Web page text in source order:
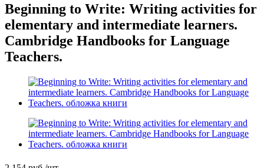
Beginning to Write: Writing activities for
elementary and intermediate learners.
Cambridge Handbooks for Language
Teachers.